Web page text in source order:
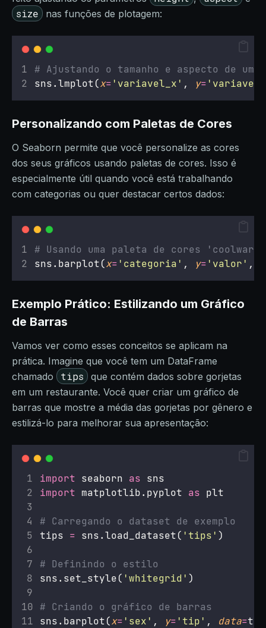
size nas funções de plotagem:
# Ajustando o tamanho e aspecto de
sns.lmplot(x= ' variavel_x ' , y= '
Personalizando com Paletas de Cores
O Seaborn permite que você personalize as cores
dos seus gráficos usando paletas de cores. Isso é
especialmente útil quando você está trabalhando
com categorias ou quer destacar certos dados:
# Usando uma paleta de cores
sns.barplot(x= ' categoria ' , y= ' valor ' ,
Exemplo Prático: Estilizando um Gráfico
de Barras
Vamos ver como esses conceitos se aplicam na
prática. Imagine que você tem um DataFrame
chamado
tips
que contém dados sobre gorjetas
em um restaurante. Você quer criar um gráfico de
barras que mostre a média das gorjetas por gênero e
estilizá-lo para melhorar sua apresentação:
import seaborn as sns
import matplotlib.pyplot as plt
# Carregando o dataset de exemplo
tips = sns.load_dataset( 'tips ' )
# Definindo o estilo
sns.set_style( 'whitegrid ' )
# Criando o gráfico de barras
sns.barplot(x= ' sex ' , y= 'tip ' , data=